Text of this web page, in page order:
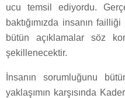
ucu temsil ediyordu.
baktığımızda insanın
bütün açıklamalar söz
şekillenecektir.
İnsanın sorumluğunu
yaklaşımın karşısında